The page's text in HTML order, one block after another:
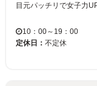
10：00～19：00
定休日： 不定休